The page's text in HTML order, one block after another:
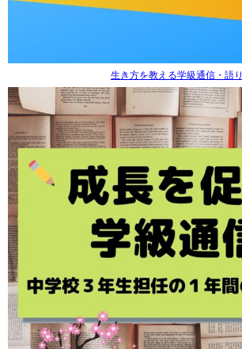
生き方を教える学級通信・語り